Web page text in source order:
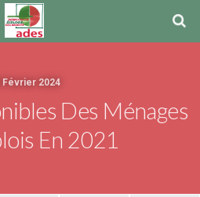
Février 2024
Des Ménages
En 2021